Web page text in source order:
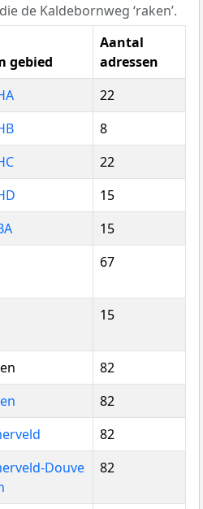
de Kaldebornweg ‘raken’.
gebied
Aantal
adressen
22
8
22
15
15
67
15
82
82
82
Douve
82